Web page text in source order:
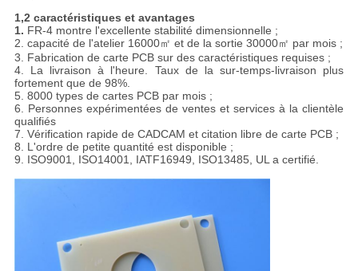
1,2 caractéristiques et avantages
1. FR-4 montre l'excellente stabilité dimensionnelle ;
2. capacité de l'atelier 16000㎡ et de la sortie 30000㎡ par mois ;
3. Fabrication de carte PCB sur des caractéristiques requises ;
4. La livraison à l'heure. Taux de la sur-temps-livraison plus
fortement que de 98%.
5. 8000 types de cartes PCB par mois ;
6. Personnes expérimentées de ventes et services à la clientèle
qualifiés
7. Vérification rapide de CADCAM et citation libre de carte PCB ;
8. L'ordre de petite quantité est disponible ;
9. ISO9001, ISO14001, IATF16949, ISO13485, UL a certifié.